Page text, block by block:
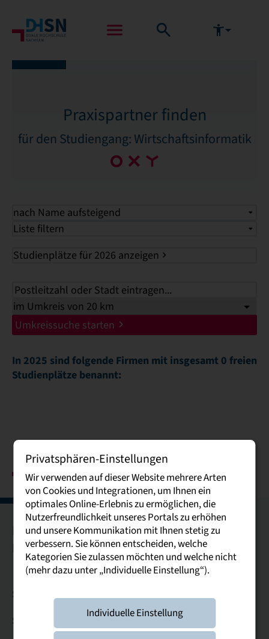
Praxispartner finden
für den Studiengang: Wirtschaftsinformatik
nach Name aufsteigend
Liste filtern
Studienplätze für 2026 anzeigen
Umkreissuche starten
In 2025 sind folgende Firmen mit insgesamt 0 freien
Studienplätze benannt:
BautzenBreitenbrunnDresdenGlauchau
LeipzigRiesaPlauen
Studierende & Studieninteressierte
Service
Privatsphären-Einstellungen
Wir verwenden auf dieser Website mehrere Arten
von Cookies und Integrationen, um Ihnen ein
optimales Online-Erlebnis zu ermöglichen, die
Nutzerfreundlichkeit unseres Portals zu erhöhen
und unsere Kommunikation mit Ihnen stetig zu
verbessern. Sie können entscheiden, welche
Kategorien Sie zulassen möchten und welche nicht
(mehr dazu unter „Individuelle Einstellung“).
Individuelle Einstellung